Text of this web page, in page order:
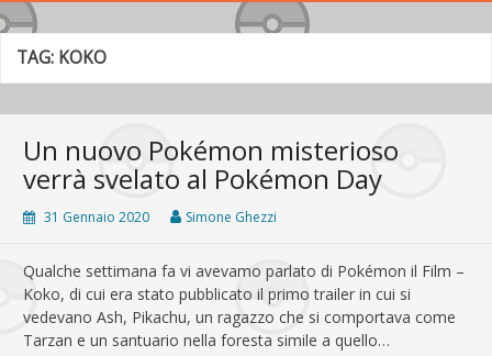
TAG: KOKO
Un nuovo Pokémon misterioso
verrà svelato al Pokémon Day
31 Gennaio 2020 Simone Ghezzi
Qualche settimana fa vi avevamo parlato di Pokémon il Film –
Koko, di cui era stato pubblicato il primo trailer in cui si
vedevano Ash, Pikachu, un ragazzo che si comportava come
Tarzan e un santuario nella foresta simile a quello…